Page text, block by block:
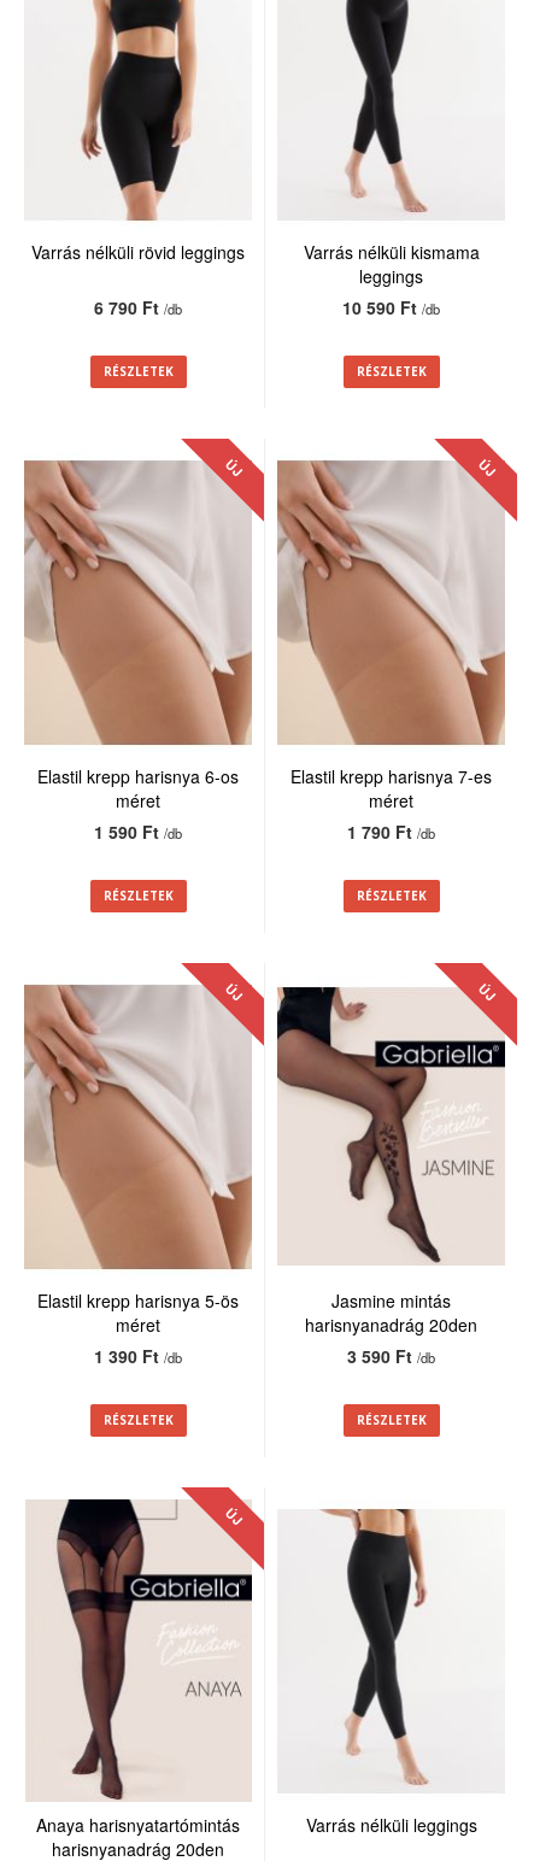
Varrás nélküli rövid leggings
6 790 Ft/db
RÉSZLETEK
Varrás nélküli kismama
leggings
10 590 Ft/db
RÉSZLETEK
ÚJ
Elastil krepp harisnya 6-os
méret
1 590 Ft/db
RÉSZLETEK
ÚJ
Elastil krepp harisnya 7-es
méret
1 790 Ft/db
RÉSZLETEK
ÚJ
Elastil krepp harisnya 5-ös
méret
1 390 Ft/db
RÉSZLETEK
ÚJ
Jasmine mintás
harisnyanadrág 20den
3 590 Ft/db
RÉSZLETEK
ÚJ
Anaya harisnyatartómintás
harisnyanadrág 20den
Varrás nélküli leggings